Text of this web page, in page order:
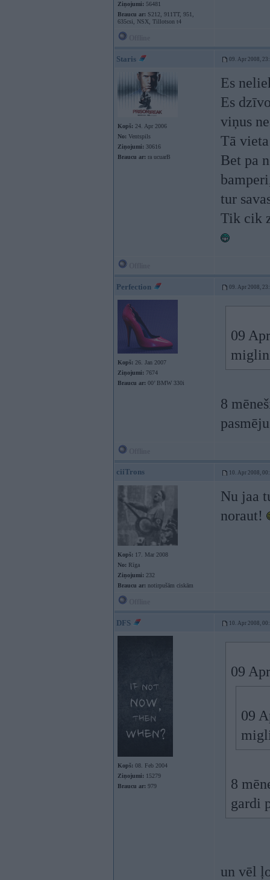
Ziņojumi: 56481
Braucu ar: S212, 911TT, 951,
635csi, NSX, Tillotson t4
Staris 09. Apr 2008,
Kopš: 24. Apr 2006
No: Ventspils
Ziņojumi: 30616
Braucu ar: ra ucuarB
Es
Es
viņus
Tā
Bet pa
tur
Tik cik
Perfection 09. Apr 2008,
Kopš: 26. Jan 2007
Ziņojumi: 7674
Braucu ar: 00’ BMW 330i
09
8
ciiTrons 10. Apr 2008,
Kopš: 17. Mar 2008
No: Rīga
Ziņojumi: 232
Braucu ar: notirpušām ciskām
Nu jaa
noraut!
DFS 10. Apr 2008,
Kopš: 08. Feb 2004
Ziņojumi: 15279
Braucu ar: 979
09
09
8
gardi
un vēl